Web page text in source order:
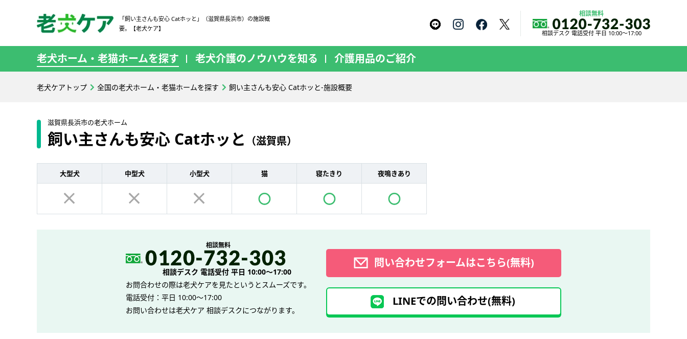
「飼い主さんも安心 Catホッと」（滋賀県長浜市）の施設概
要。【老犬ケア】
相談無料
相談デスク 電話受付 平日 10:00～17:00
老犬ホーム・老猫ホームを探す 老犬介護のノウハウを知る 介護用品のご紹介
老犬ケアトップ 全国の老犬ホーム・老猫ホームを探す 飼い主さんも安心 Catホッと-施設概要
滋賀県長浜市の老犬ホーム
飼い主さんも安心 Catホッと （滋賀県）
大型犬 中型犬 小型犬 猫 寝たきり 夜鳴きあり
問い合わせフォームはこちら(無料)
LINEでの問い合わせ(無料)
相談無料
相談デスク 電話受付 平日 10:00～17:00
お問合わせの際は老犬ケアを見たというとスムーズです。
電話受付：平日 10:00～17:00
お問い合わせは老犬ケア 相談デスクにつながります。